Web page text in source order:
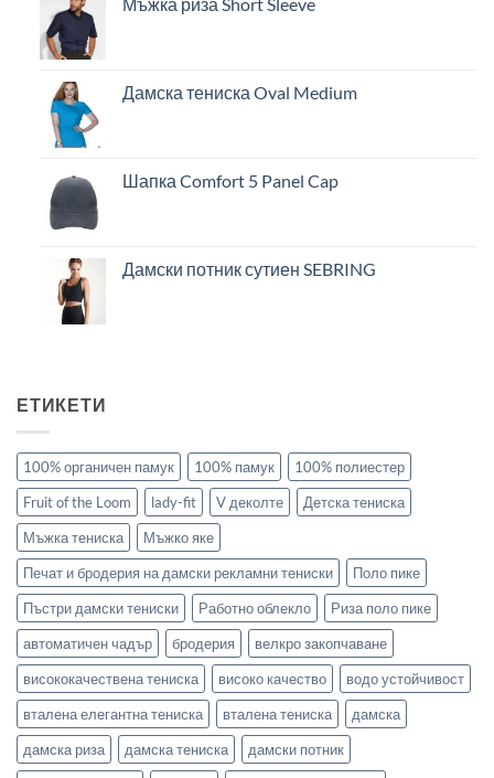
Дамска тениска Oval Medium
Шапка Comfort 5 Panel Cap
Дамски потник сутиен SEBRING
ЕТИКЕТИ
100% органичен памук 100% памук
100% полиестер
Fruit of the Loom
lady-fit V деколте
Детска тениска
Мъжка тениска
Мъжко яке
Печат и бродерия на дамски рекламни тениски
Поло пике
Пъстри дамски тениски
Работно облекло
Риза поло пике
автоматичен чадър
бродерия
велкро закопчаване
висококачествена тениска
високо качество
водо устойчивост
вталена елегантна тениска
вталена тениска
дамска
дамска риза
дамска тениска
дамски потник